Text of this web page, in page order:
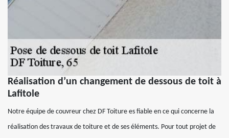
Réalisation d’un changement de dessous de toit à
Lafitole
Notre équipe de couvreur chez DF Toiture es fiable en ce qui concerne la
réalisation des travaux de toiture et de ses éléments. Pour tout projet de